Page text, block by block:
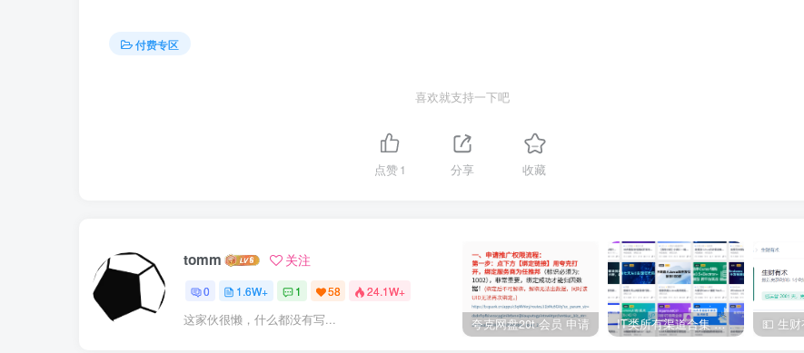
付费专区
喜欢就支持一下吧
点赞1 分享 收藏
tomm 关注
0 1.6W+ 1 58 24.1W+
这家伙很懒，什么都没有写... 夸克网盘20t 会员 申请 IT类所有渠道合集 持续日更，目前近四千多条资源 年费用户微信私信获取权限